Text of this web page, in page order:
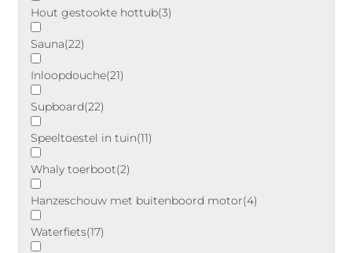
Hout gestookte hottub(3)
Sauna(22)
Inloopdouche(21)
Supboard(22)
Speeltoestel in tuin(11)
Whaly toerboot(2)
Hanzeschouw met buitenboord motor(4)
Waterfiets(17)